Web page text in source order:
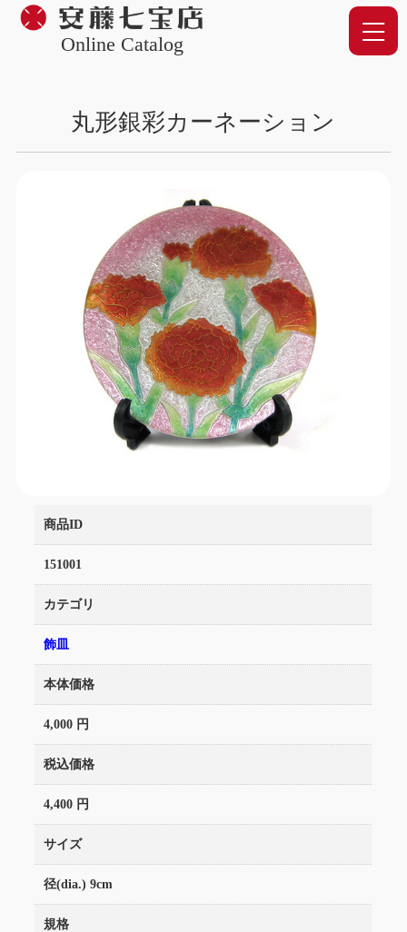
Online Catalog
丸形銀彩カーネーション
商品ID
151001
カテゴリ
飾皿
本体価格
4,000 円
税込価格
4,400 円
サイズ
径(dia.) 9cm
規格